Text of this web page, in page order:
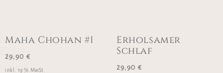
Maha Chohan #1
29,90 €
inkl. 19 % MwSt.
Erholsamer
Schlaf
29,90 €